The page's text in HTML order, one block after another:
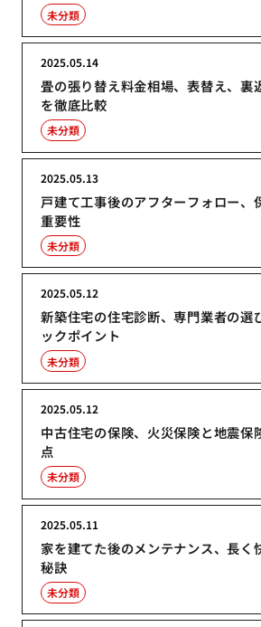
未分類
畳の張り替え料金相場、表替え、裏
を徹底比較
2025.05.14
未分類
戸建て工事後のアフターフォロー、
重要性
2025.05.13
未分類
新築住宅の住宅診断、専門業者の選
ックポイント
2025.05.12
未分類
中古住宅の保険、火災保険と地震保
点
2025.05.12
未分類
家を建てた後のメンテナンス、長く
秘訣
2025.05.11
未分類